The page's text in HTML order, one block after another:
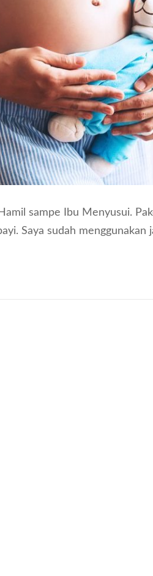
sampe Ibu Menyusui.
Saya sudah